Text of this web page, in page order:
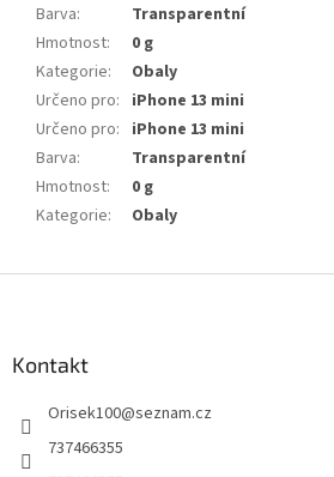
Barva:
Transparentní
Hmotnost:
0 g
Kategorie:
Obaly
Určeno pro: iPhone 13 mini
Určeno pro: iPhone 13 mini
Barva:
Transparentní
Hmotnost:
0 g
Kategorie: Obaly
Kontakt
Orisek100@seznam.cz
737466355